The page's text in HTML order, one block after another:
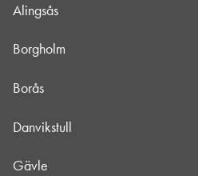
Alingsås
Borgholm
Borås
Danvikstull
Gävle